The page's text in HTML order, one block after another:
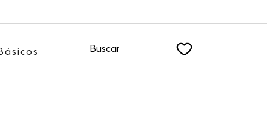
NEWSLETTER
Buscar